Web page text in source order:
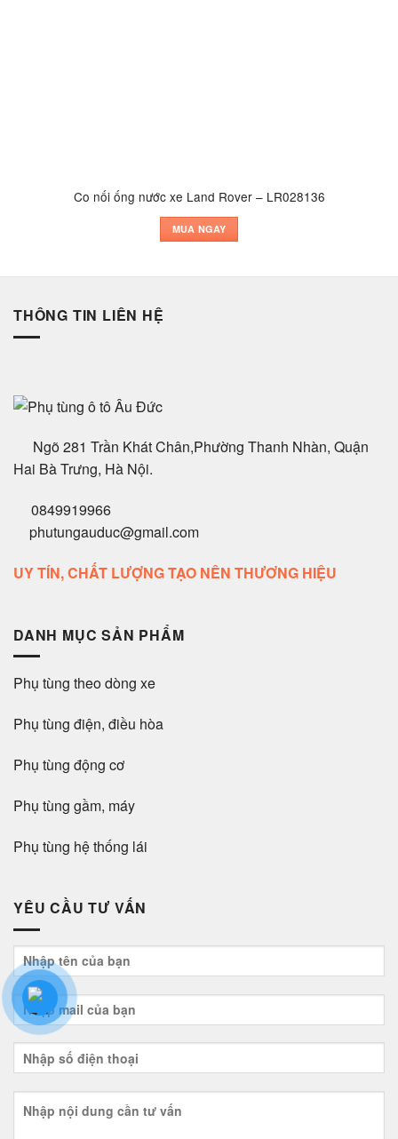
Co nối ống nước xe Land Rover – LR028136
MUA NGAY
THÔNG TIN LIÊN HỆ
Ngõ 281 Trần Khát Chân,Phường Thanh Nhàn, Quận
Hai Bà Trưng, Hà Nội.
0849919966
phutungauduc@gmail.com
UY TÍN, CHẤT LƯỢNG TẠO NÊN THƯƠNG HIỆU
DANH MỤC SẢN PHẨM
Phụ tùng theo dòng xe
Phụ tùng điện, điều hòa
Phụ tùng động cơ
Phụ tùng gầm, máy
Phụ tùng hệ thống lái
YÊU CẦU TƯ VẤN